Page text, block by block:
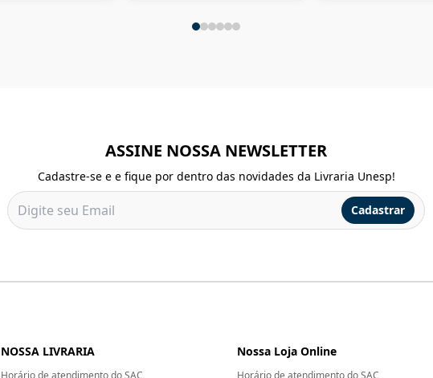
ASSINE NOSSA NEWSLETTER
Cadastre-se e e fique por dentro das novidades da Livraria Unesp!
Cadastrar
NOSSA LIVRARIA
Horário de atendimento do SAC
Nossa Loja Online
Horário de atendimento do SAC